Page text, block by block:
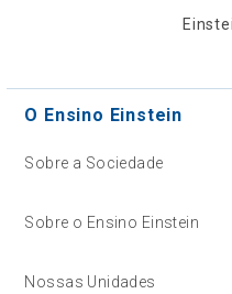
O Ensino Einstein
Sobre a Sociedade
Sobre o Ensino Einstein
Nossas Unidades